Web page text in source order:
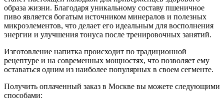
образа жизни. Благодаря уникальному составу пшеничное
пиво является богатым источником минералов и полезных
микроэлементов, что делает его идеальным для восполнения
энергии и улучшения тонуса после тренировочных занятий.
Изготовление напитка происходит по традиционной
рецептуре и на современных мощностях, что позволяет ему
оставаться одним из наиболее популярных в своем сегменте.
Получить оплаченный заказ в Москве вы можете следующими
способами: